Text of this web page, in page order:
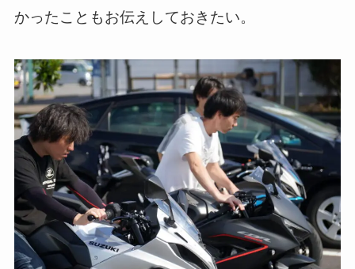
かったこともお伝えしておきたい。